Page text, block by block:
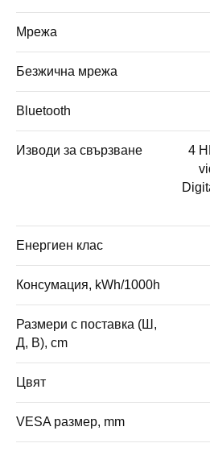
Мрежа
Безжична мрежа
Bluetooth
Изводи за свързване
4
Енергиен клас
Консумация, kWh/1000h
Размери с поставка (Ш,
Д, В), cm
Цвят
VESA размер, mm